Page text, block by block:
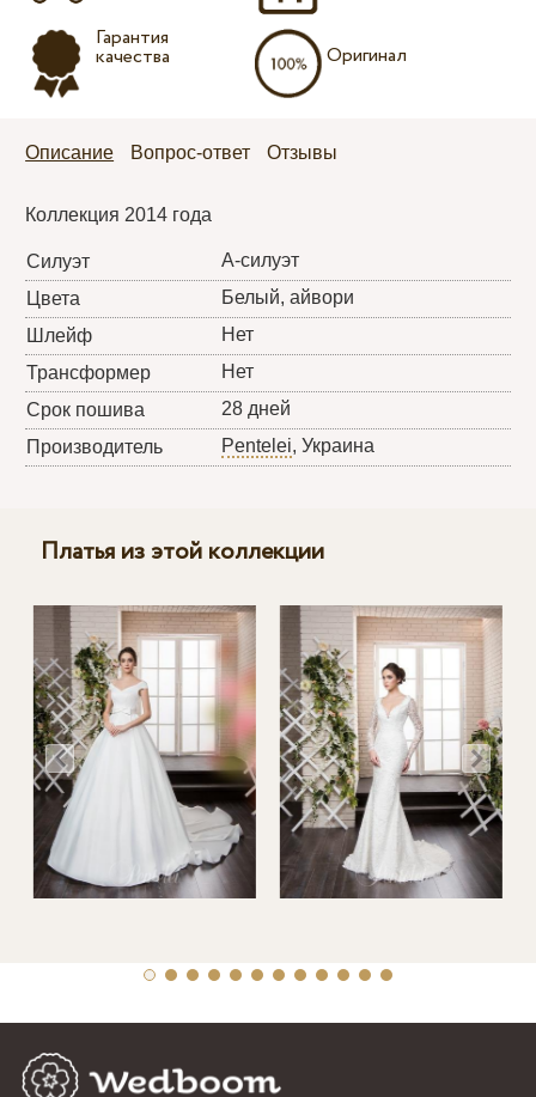
Гарантия
качества Оригинал
Описание Вопрос-ответ Отзывы
Коллекция 2014 года
Силуэт
А-силуэт
Цвета
Белый, айвори
Шлейф
Нет
Трансформер
Нет
Срок пошива
28 дней
Производитель
Pentelei, Украина
Платья из этой коллекции